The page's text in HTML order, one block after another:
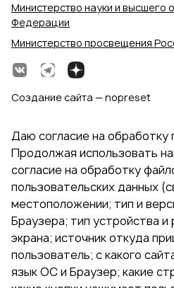
Министерство науки и высшего
Федерации
Министерство просвещения
Создание сайта — nopreset
Даю согласие на обработку
Продолжая использовать
согласие на обработку
пользовательских данных
местоположении; тип и
Браузера; тип устройства и
экрана; источник откуда
пользователь; с какого
язык ОС и Браузер; какие